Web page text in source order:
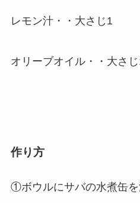
レモン汁・・大さじ1
オリーブオイル・・大さ
作り方
①ボウルにサバの水煮缶を